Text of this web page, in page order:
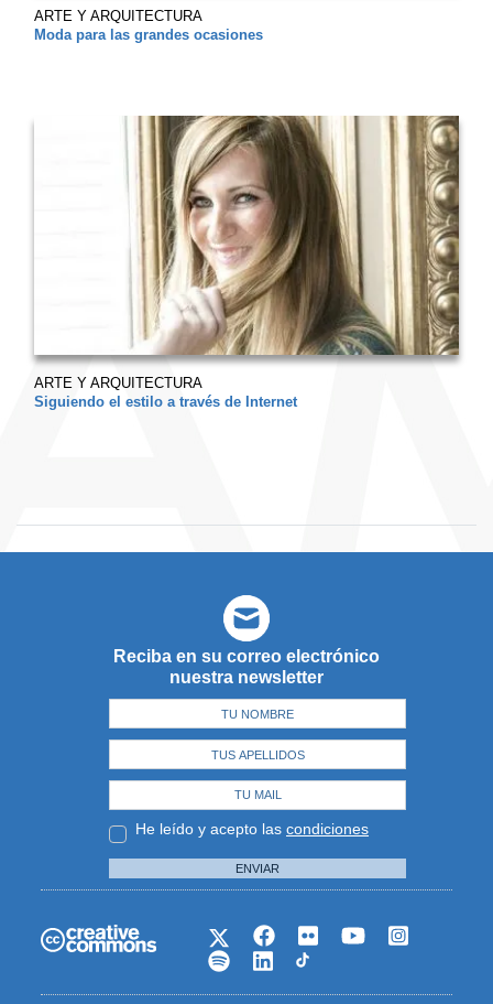
ARTE Y ARQUITECTURA
Moda para las grandes ocasiones
ARTE Y ARQUITECTURA
Siguiendo el estilo a través de Internet
Reciba en su correo electrónico
nuestra newsletter
He leído y acepto las condiciones
ENVIAR